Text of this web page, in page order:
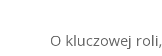
O kluczowej roli,